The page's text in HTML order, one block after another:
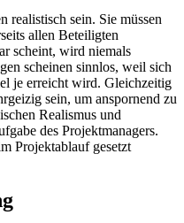
realistisch sein. Sie müssen
allen Beteiligten
scheint, wird niemals
scheinen sinnlos, weil sich
je erreicht wird. Gleichzeitig
sein, um anspornend zu
Realismus und
des Projektmanagers.
Projektablauf gesetzt